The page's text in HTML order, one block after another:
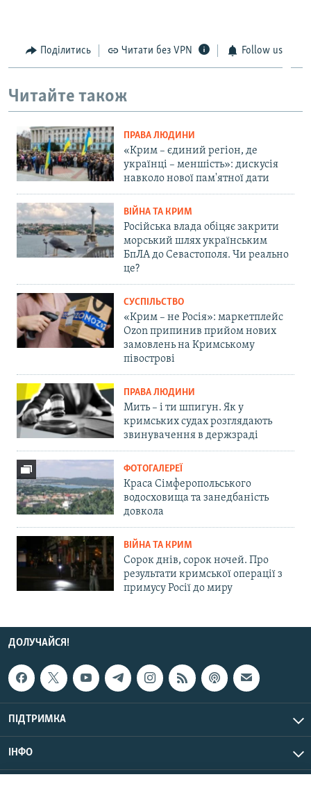
Поділитись Читати без VPN Follow us
Читайте також
ПРАВА ЛЮДИНИ
«Крим – єдиний регіон, де
українці – меншість»: дискусія
навколо нової пам'ятної дати
ВІЙНА ТА КРИМ
Російська влада обіцяє закрити
морський шлях українським
БпЛА до Севастополя. Чи реально
це?
СУСПІЛЬСТВО
«Крим – не Росія»: маркетплейс
Ozon припинив прийом нових
замовлень на Кримському
півострові
ПРАВА ЛЮДИНИ
Мить – і ти шпигун. Як у
кримських судах розглядають
звинувачення в держзраді
ФОТОГАЛЕРЕЇ
Краса Сімферопольського
водосховища та занедбаність
довкола
ВІЙНА ТА КРИМ
Сорок днів, сорок ночей. Про
результати кримської операції з
примусу Росії до миру
ДОЛУЧАЙСЯ!
ПІДТРИМКА
ІНФО